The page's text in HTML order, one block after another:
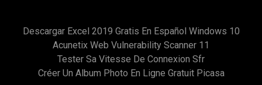
Descargar Excel 2019 Gratis En Español Windows 10
Acunetix Web Vulnerability Scanner 11
Tester Sa Vitesse De Connexion Sfr
Créer Un Album Photo En Ligne Gratuit Picasa